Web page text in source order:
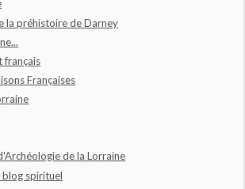
la préhistoire de Darney
français
Françaises
de la Lorraine
blog spirituel